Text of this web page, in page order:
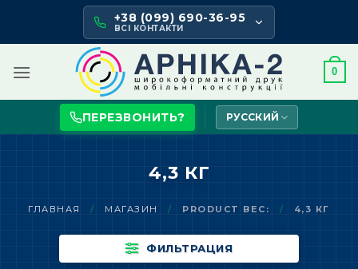
content
+38 (099) 690-36-95
ВСІ КОНТАКТИ
0
ПЕРЕЗВОНИТЬ? РУССКИЙ
4,3 КГ
ГЛАВНАЯ / МАГАЗИН / PRODUCT ВЕС: / 4,3 КГ
ФИЛЬТРАЦИЯ